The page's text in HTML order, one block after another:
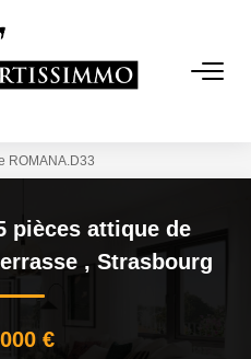
Biens
ROMANA.D33
pièces attique de
, Strasbourg
€